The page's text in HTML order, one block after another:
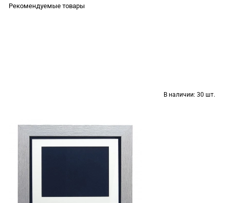
Рекомендуемые товары
В наличии: 30 шт.